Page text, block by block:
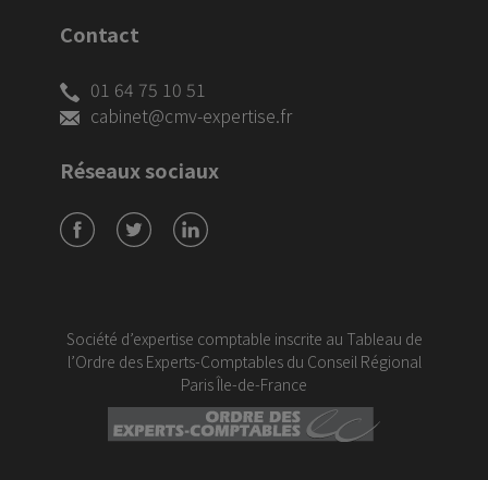
Contact
01 64 75 10 51
cabinet@cmv-expertise.fr
Réseaux sociaux
Société d’expertise comptable inscrite au Tableau de
l’Ordre des Experts-Comptables du Conseil Régional
Paris Île-de-France